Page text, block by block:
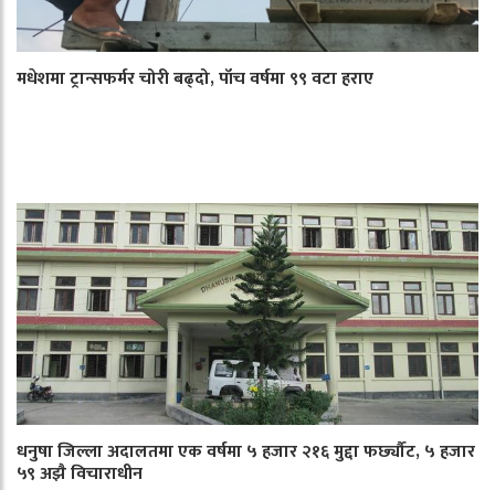
मधेशमा ट्रान्सफर्मर चोरी बढ्दो, पाँच वर्षमा ९९ वटा हराए
धनुषा जिल्ला अदालतमा एक वर्षमा ५ हजार २१६ मुद्दा फर्छ्यौट, ५ हजार
५९ अझै विचाराधीन